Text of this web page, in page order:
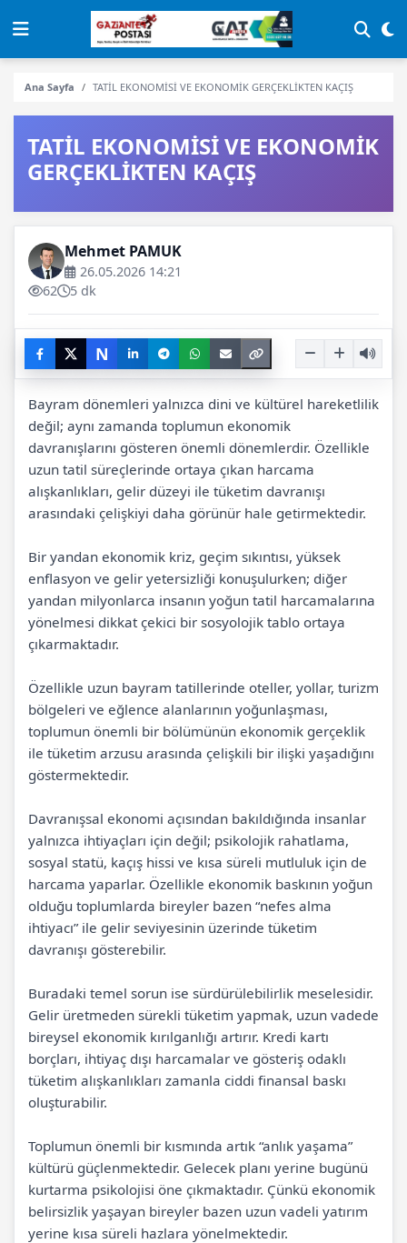
Ana Sayfa TATİL EKONOMİSİ VE EKONOMİK GERÇEKLİKTEN KAÇIŞ
TATİL EKONOMİSİ VE EKONOMİK
GERÇEKLİKTEN KAÇIŞ
Mehmet PAMUK
26.05.2026 14:21
62
5 dk
N
Bayram dönemleri yalnızca dini ve kültürel hareketlilik
değil; aynı zamanda toplumun ekonomik
davranışlarını gösteren önemli dönemlerdir. Özellikle
uzun tatil süreçlerinde ortaya çıkan harcama
alışkanlıkları, gelir düzeyi ile tüketim davranışı
arasındaki çelişkiyi daha görünür hale getirmektedir.
Bir yandan ekonomik kriz, geçim sıkıntısı, yüksek
enflasyon ve gelir yetersizliği konuşulurken; diğer
yandan milyonlarca insanın yoğun tatil harcamalarına
yönelmesi dikkat çekici bir sosyolojik tablo ortaya
çıkarmaktadır.
Özellikle uzun bayram tatillerinde oteller, yollar, turizm
bölgeleri ve eğlence alanlarının yoğunlaşması,
toplumun önemli bir bölümünün ekonomik gerçeklik
ile tüketim arzusu arasında çelişkili bir ilişki yaşadığını
göstermektedir.
Davranışsal ekonomi açısından bakıldığında insanlar
yalnızca ihtiyaçları için değil; psikolojik rahatlama,
sosyal statü, kaçış hissi ve kısa süreli mutluluk için de
harcama yaparlar. Özellikle ekonomik baskının yoğun
olduğu toplumlarda bireyler bazen “nefes alma
ihtiyacı” ile gelir seviyesinin üzerinde tüketim
davranışı gösterebilir.
Buradaki temel sorun ise sürdürülebilirlik meselesidir.
Gelir üretmeden sürekli tüketim yapmak, uzun vadede
bireysel ekonomik kırılganlığı artırır. Kredi kartı
borçları, ihtiyaç dışı harcamalar ve gösteriş odaklı
tüketim alışkanlıkları zamanla ciddi finansal baskı
oluşturabilir.
Toplumun önemli bir kısmında artık “anlık yaşama”
kültürü güçlenmektedir. Gelecek planı yerine bugünü
kurtarma psikolojisi öne çıkmaktadır. Çünkü ekonomik
belirsizlik yaşayan bireyler bazen uzun vadeli yatırım
yerine kısa süreli hazlara yönelmektedir.